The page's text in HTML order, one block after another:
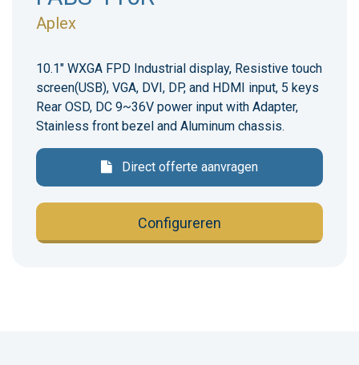
Aplex
10.1" WXGA FPD Industrial display, Resistive touch
screen(USB), VGA, DVI, DP, and HDMI input, 5 keys
Rear OSD, DC 9~36V power input with Adapter,
Stainless front bezel and Aluminum chassis.
Direct offerte aanvragen
Configureren